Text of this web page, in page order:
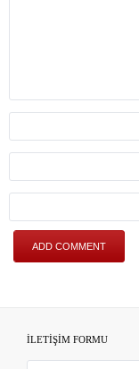
İLETİŞİM FORMU